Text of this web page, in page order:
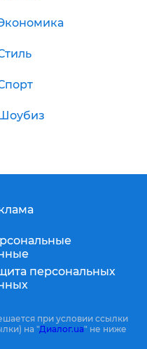
Шоубиз
персональных
при условии ссылки
на "Диалог.ua" не ниже